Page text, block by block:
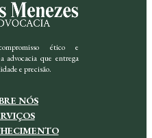
ético e
advocacia que entrega
e precisão.
NÓS